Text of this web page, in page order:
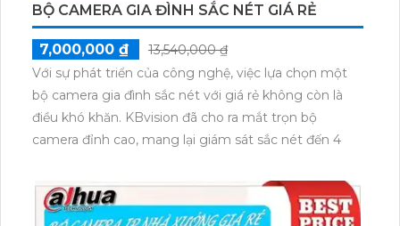
BỘ CAMERA GIA ĐÌNH SẮC NÉT GIÁ RẺ
7,000,000 ₫
13,540,000 ₫
Với sự phát triển của công nghệ, việc lựa chọn một
bộ camera gia đình sắc nét với giá rẻ không còn là
điều khó khăn. KBvision đã cho ra mắt trọn bộ
camera đỉnh cao, mang lại giám sát sắc nét đến 4